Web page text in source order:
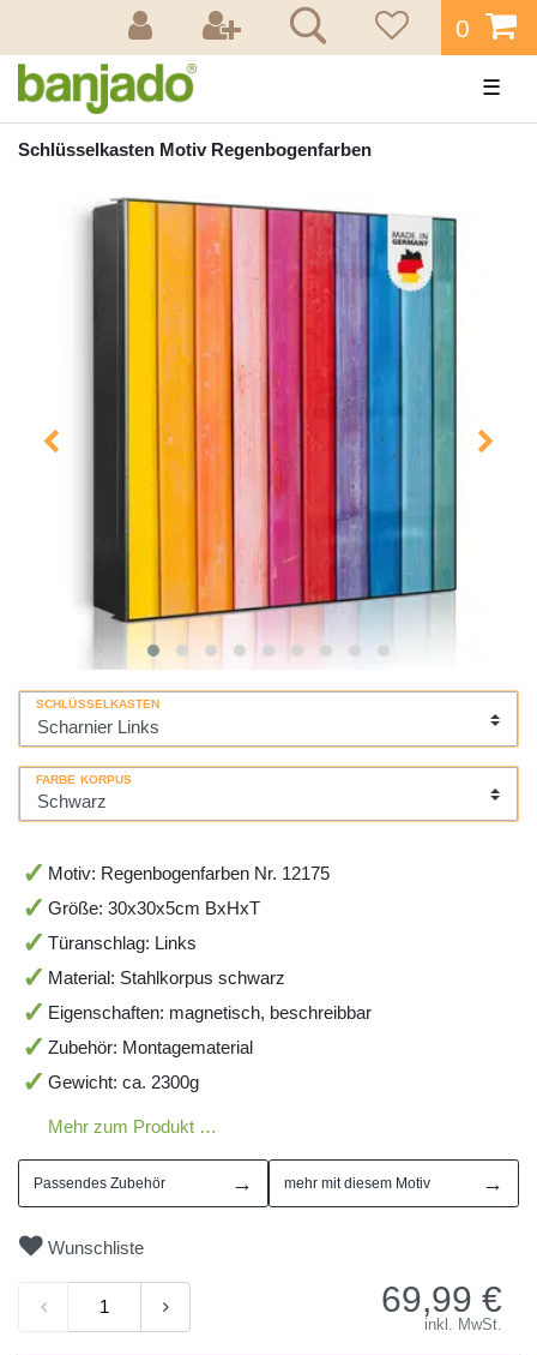
0
☰
Schlüsselkasten Motiv Regenbogenfarben
SCHLÜSSELKASTEN
FARBE KORPUS
Motiv: Regenbogenfarben Nr. 12175
Größe: 30x30x5cm BxHxT
Türanschlag: Links
Material: Stahlkorpus schwarz
Eigenschaften: magnetisch, beschreibbar
Zubehör: Montagematerial
Gewicht: ca. 2300g
Mehr zum Produkt …
Passendes Zubehör → mehr mit diesem Motiv →
Wunschliste
69,99 €
inkl. MwSt.